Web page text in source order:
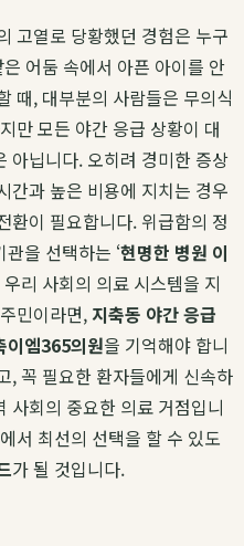
고열로 당황했던 경험은 누구
어둠 속에서 아픈 아이를 안
때, 대부분의 사람들은 무의식
만 모든 야간 응급 상황이 대
아닙니다. 오히려 경미한 증상
간과 높은 비용에 지치는 경우
환이 필요합니다. 위급함의 정
을 선택하는 ‘현명한 병원 이
리 사회의 의료 시스템을 지
민이라면, 지축동 야간 응급
이엠365의원을 기억해야 합니
, 꼭 필요한 환자들에게 신속하
사회의 중요한 의료 거점입니
서 최선의 선택을 할 수 있도
가 될 것입니다.